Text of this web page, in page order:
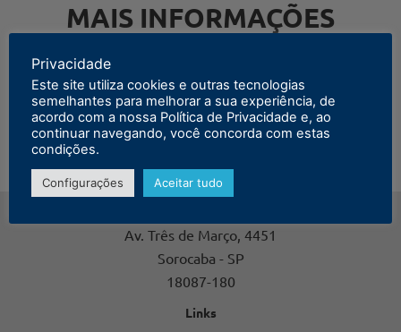
MAIS INFORMAÇÕES
ENTRAR EM CONTATO
Av. Três de Março, 4451
Sorocaba - SP
18087-180
Links
Privacidade
Este site utiliza cookies e outras tecnologias
semelhantes para melhorar a sua experiência, de
acordo com a nossa Política de Privacidade e, ao
continuar navegando, você concorda com estas
condições.
Configurações Aceitar tudo